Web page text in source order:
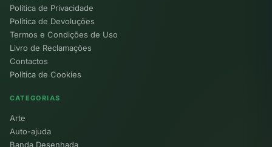
Política de Privacidade
Política de Devoluções
Termos e Condições de Uso
Livro de Reclamações
Contactos
Política de Cookies
CATEGORIAS
Arte
Auto-ajuda
Banda Desenhada